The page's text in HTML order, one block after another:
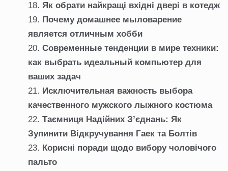
Як обрати найкращі вхідні двері в котедж
Почему домашнее мыловарение
является отличным хобби
Современные тенденции в мире техники:
как выбрать идеальный компьютер для
ваших задач
Исключительная важность выбора
качественного мужского лыжного костюма
Таємниця Надійних З’єднань: Як
Зупинити Відкручування Гаек та Болтів
Корисні поради щодо вибору чоловічого
пальто